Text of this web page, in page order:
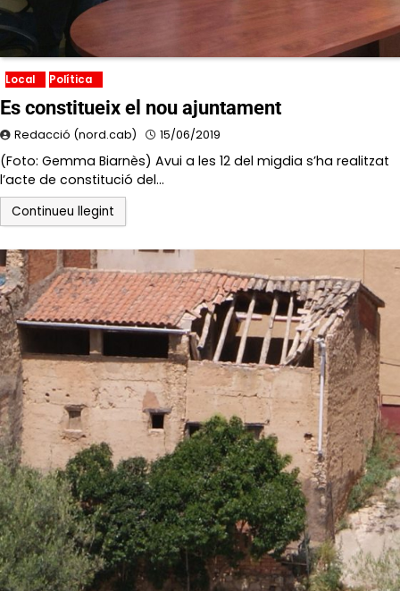
Local Política
Es constitueix el nou ajuntament
Redacció (nord.cab) 15/06/2019
(Foto: Gemma Biarnès) Avui a les 12 del migdia s’ha realitzat
l’acte de constitució del…
Continueu llegint